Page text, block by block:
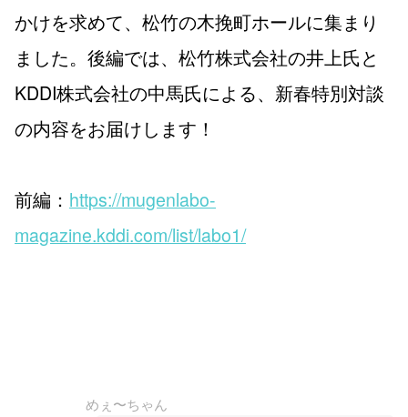
かけを求めて、松竹の木挽町ホールに集まり
ました。後編では、松竹株式会社の井上氏と
KDDI株式会社の中馬氏による、新春特別対談
の内容をお届けします！
前編： https://mugenlabo-
magazine.kddi.com/list/labo1/
めぇ〜ちゃん